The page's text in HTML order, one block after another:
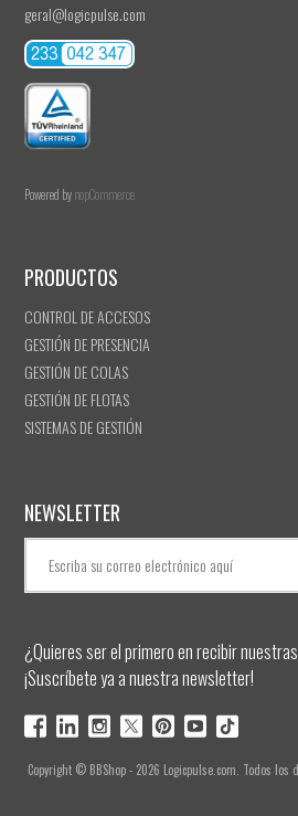
geral@logicpulse.com
Powered bynopCommerce
PRODUCTOS
CONTROL DE ACCESOS
GESTIÓN DE PRESENCIA
GESTIÓN DE COLAS
GESTIÓN DE FLOTAS
SISTEMAS DE GESTIÓN
NEWSLETTER
¿Quieres ser el primero en recibir
¡Suscríbete ya a nuestra newsletter!
Copyright © BBShop - 2026 Logicpulse.com. Todos los